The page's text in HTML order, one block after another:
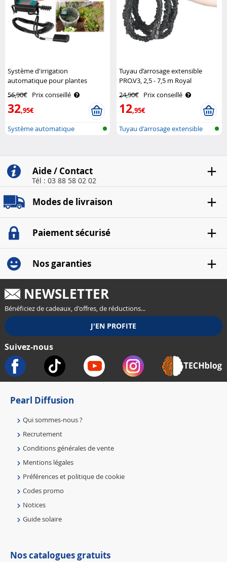
Système d'irrigation
automatique pour plantes
d'intérieur Royal Gardineer
56,90€ Prix conseillé
32,95€
Système automatique
Tuyau d’arrosage extensible
PRO.V3, 2,5 - 7,5 m Royal
24,90€ Prix conseillé
12,95€
Tuyau d'arrosage extensible
Aide / Contact
Tél : 03 88 58 02 02
Modes de livraison
Paiement sécurisé
Nos garanties
NEWSLETTER
Bénéficiez de cadeaux, d'offres, de réductions...
Suivez-nous
Pearl Diffusion
Qui sommes-nous ?
Recrutement
Conditions générales de vente
Mentions légales
Préférences et politique de cookie
Codes promo
Notices
Guide solaire
Nos catalogues gratuits